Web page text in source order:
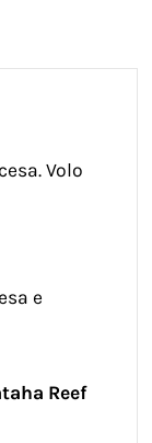
Volo
e
Reef